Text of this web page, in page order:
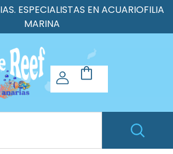
ESPECIALISTAS EN ACUARIOFILIA
MARINA